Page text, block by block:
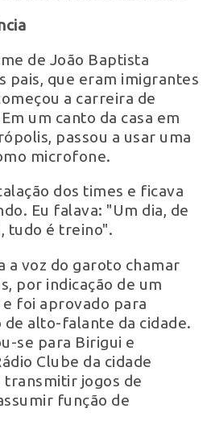
de João Baptista
pais, que eram imigrantes
a carreira de
um canto da casa em
passou a usar uma
microfone.
dos times e ficava
Eu falava: "Um dia, de
tudo é treino".
a voz do garoto chamar
por indicação de um
foi aprovado para
alto-falante da cidade.
se para Birigui e
Clube da cidade
transmitir jogos de
função de